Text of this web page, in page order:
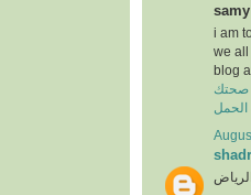
i am
we all
blog
صحتك
الحمل